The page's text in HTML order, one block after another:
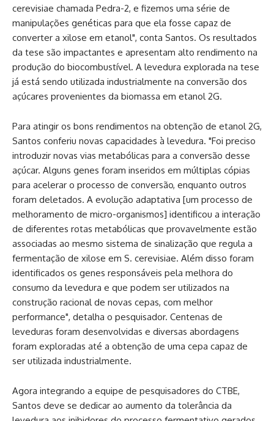
cerevisiae chamada Pedra-2, e fizemos uma série de
manipulações genéticas para que ela fosse capaz de
converter a xilose em etanol", conta Santos. Os resultados
da tese são impactantes e apresentam alto rendimento na
produção do biocombustível. A levedura explorada na tese
já está sendo utilizada industrialmente na conversão dos
açúcares provenientes da biomassa em etanol 2G.
Para atingir os bons rendimentos na obtenção de etanol 2G,
Santos conferiu novas capacidades à levedura. "Foi preciso
introduzir novas vias metabólicas para a conversão desse
açúcar. Alguns genes foram inseridos em múltiplas cópias
para acelerar o processo de conversão, enquanto outros
foram deletados. A evolução adaptativa [um processo de
melhoramento de micro-organismos] identificou a interação
de diferentes rotas metabólicas que provavelmente estão
associadas ao mesmo sistema de sinalização que regula a
fermentação de xilose em S. cerevisiae. Além disso foram
identificados os genes responsáveis pela melhora do
consumo da levedura e que podem ser utilizados na
construção racional de novas cepas, com melhor
performance", detalha o pesquisador. Centenas de
leveduras foram desenvolvidas e diversas abordagens
foram exploradas até a obtenção de uma cepa capaz de
ser utilizada industrialmente.
Agora integrando a equipe de pesquisadores do CTBE,
Santos deve se dedicar ao aumento da tolerância da